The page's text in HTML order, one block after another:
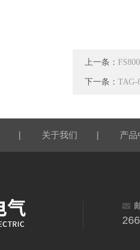
上一条：
下一条： TAG-
| 关于我们 | 产品